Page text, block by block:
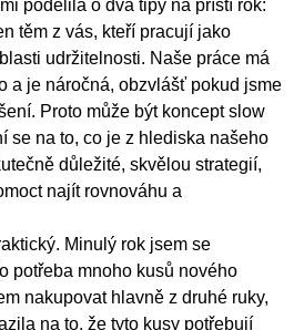
podělila o dva tipy na příští rok:
těm z vás, kteří pracují jako
udržitelnosti. Naše práce má
a je náročná, obzvlášť pokud jsme
Proto může být koncept slow
se na to, co je z hlediska našeho
důležité, skvělou strategií,
najít rovnováhu a
Minulý rok jsem se
potřeba mnoho kusů nového
nakupovat hlavně z druhé ruky,
na to, že tyto kusy potřebují